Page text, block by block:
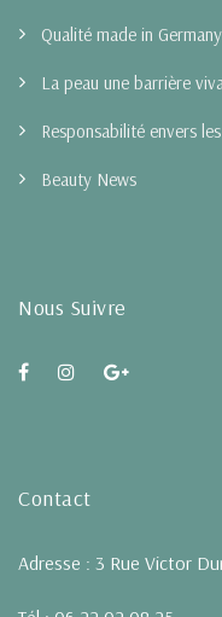
Qualité made in
La peau une barrière
Responsabilité envers
Beauty News
Nous Suivre
Contact
Adresse : 3 Rue Victor